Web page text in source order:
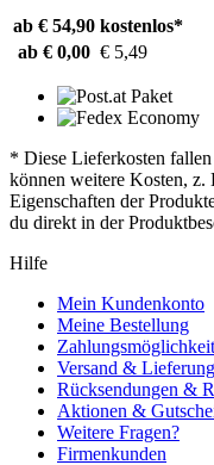
ab € 54,90 kostenlos*
ab € 0,00 € 5,49
* Diese Lieferkosten
können weitere Kosten, z.
Eigenschaften der
du direkt in der
Hilfe
Mein Kundenkonto
Meine Bestellung
Versand & Lieferung
Rücksendungen &
Aktionen &
Weitere Fragen?
Firmenkunden